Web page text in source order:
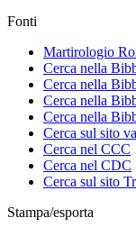
Fonti
Martirologio
Cerca nella
Cerca nella
Cerca nella
Cerca nella
Cerca sul sito
Cerca nel CCC
Cerca nel CDC
Cerca sul sito
Stampa/esporta